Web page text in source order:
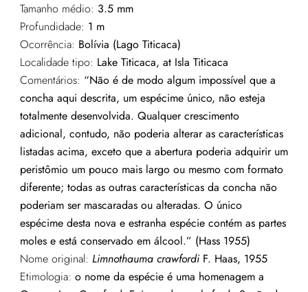
Tamanho médio: 3.5 mm
Profundidade: 1 m
Ocorrência: Bolívia (Lago Titicaca)
Localidade tipo: Lake Titicaca, at Isla Titicaca
Comentários: “Não é de modo algum impossível que a
concha aqui descrita, um espécime único, não esteja
totalmente desenvolvida. Qualquer crescimento
adicional, contudo, não poderia alterar as características
listadas acima, exceto que a abertura poderia adquirir um
peristômio um pouco mais largo ou mesmo com formato
diferente; todas as outras características da concha não
poderiam ser mascaradas ou alteradas. O único
espécime desta nova e estranha espécie contém as partes
moles e está conservado em álcool.” (Hass 1955)
Nome original: Limnothauma crawfordiF. Haas, 1955
Etimologia: o nome da espécie é uma homenagem a